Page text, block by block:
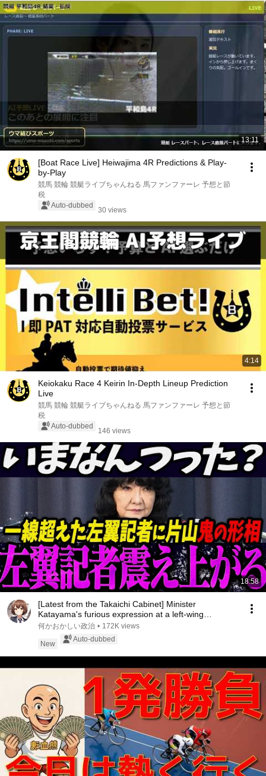
13:11
[Boat Race Live] Heiwajima 4R Predictions & Play-
by-Play
競馬 競輪 競艇ライブちゃんねる 馬ファンファーレ 予想と節
税
Auto-dubbed
30 views
4:14
Keiokaku Race 4 Keirin In-Depth Lineup Prediction
Live
競馬 競輪 競艇ライブちゃんねる 馬ファンファーレ 予想と節
税
Auto-dubbed
146 views
18:58
[Latest from the Takaichi Cabinet] Minister
Katayama's furious expression at a left-wing
journali...
何かおかしい政治 • 172K views
New
Auto-dubbed